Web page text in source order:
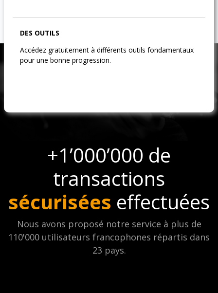
DES OUTILS
Accédez gratuitement à différents outils fondamentaux
pour une bonne progression.
+1’000’000 de
transactions
sécurisées effectuées
Nous avons proposé notre service à plus de
110'000 utilisateurs francophones répartis dans
23 pays.